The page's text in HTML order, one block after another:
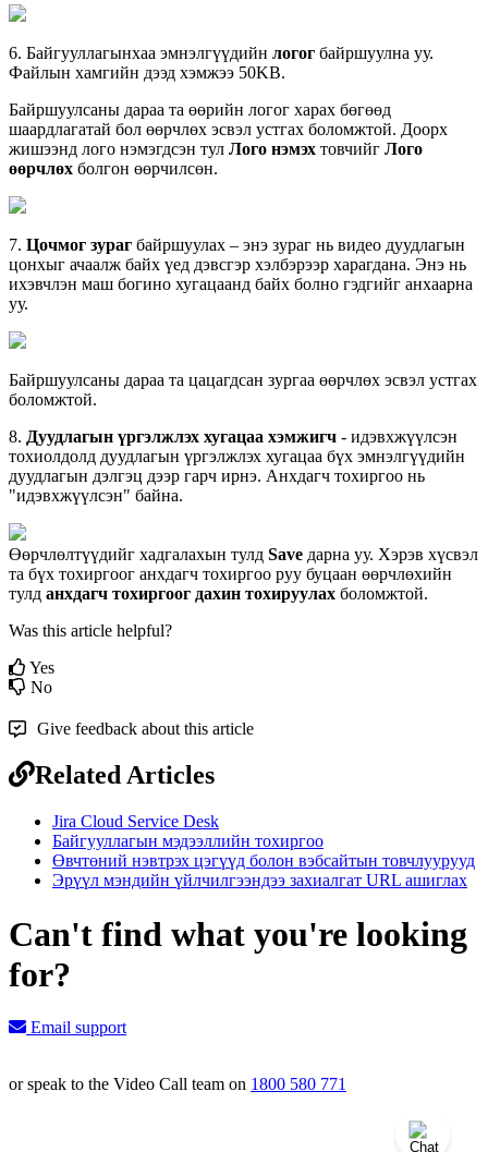
6. Байгууллагынхаа эмнэлгүүдийн логог байршуулна уу.
Файлын хамгийн дээд хэмжээ 50KB.
Байршуулсаны дараа та өөрийн логог харах бөгөөд
шаардлагатай бол өөрчлөх эсвэл устгах боломжтой. Доорх
жишээнд лого нэмэгдсэн тул Лого нэмэх товчийг Лого
өөрчлөх болгон өөрчилсөн.
7. Цочмог зураг байршуулах – энэ зураг нь видео дуудлагын
цонхыг ачаалж байх үед дэвсгэр хэлбэрээр харагдана. Энэ нь
ихэвчлэн маш богино хугацаанд байх болно гэдгийг анхаарна
уу.
Байршуулсаны дараа та цацагдсан зургаа өөрчлөх эсвэл устгах
боломжтой.
8. Дуудлагын үргэлжлэх хугацаа хэмжигч - идэвхжүүлсэн
тохиолдолд дуудлагын үргэлжлэх хугацаа бүх эмнэлгүүдийн
дуудлагын дэлгэц дээр гарч ирнэ. Анхдагч тохиргоо нь
"идэвхжүүлсэн" байна.
Өөрчлөлтүүдийг хадгалахын тулд Save дарна уу. Хэрэв хүсвэл
та бүх тохиргоог анхдагч тохиргоо руу буцаан өөрчлөхийн
тулд анхдагч тохиргоог дахин тохируулах боломжтой.
Was this article helpful?
Yes
No
Give feedback about this article
Related Articles
Jira Cloud Service Desk
Байгууллагын мэдээллийн тохиргоо
Өвчтөний нэвтрэх цэгүүд болон вэбсайтын товчлуурууд
Эрүүл мэндийн үйлчилгээндээ захиалгат URL ашиглах
Can't find what you're looking
for?
Email support
or speak to the Video Call team on 1800 580 771